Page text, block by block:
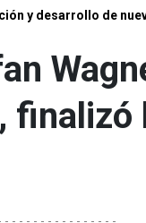
y desarrollo de